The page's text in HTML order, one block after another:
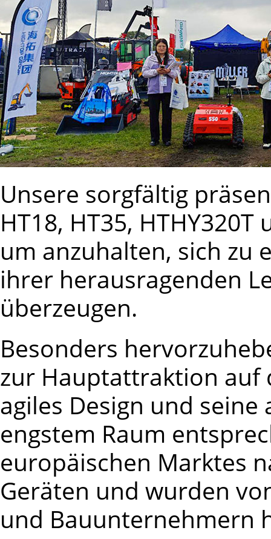
Unsere sorgfältig
HT18, HT35,
um anzuhalten, sich zu
ihrer herausragenden
überzeugen.
Besonders
zur Hauptattraktion auf
agiles Design und
engstem Raum
europäischen Marktes
Geräten und wurden
und Bauunternehmern